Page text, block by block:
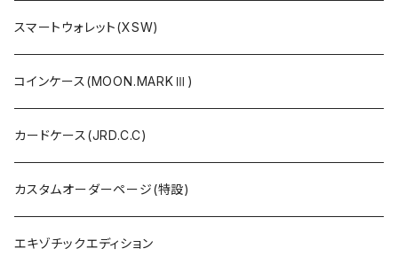
スマートウォレット(XSW)
コインケース(MOON.MARKⅢ)
カードケース(JRD.C.C)
カスタムオーダーページ(特設)
エキゾチックエディション